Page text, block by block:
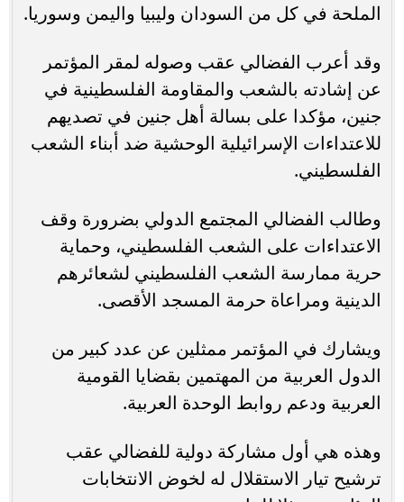
الملحة في كل من السودان وليبيا واليمن وسوريا.
وقد أعرب الفضالي عقب وصوله لمقر المؤتمر
عن إشادته بالشعب والمقاومة الفلسطينية في
جنين، مؤكدا على بسالة أهل جنين في تصديهم
للاعتداءات الإسرائيلية الوحشية ضد أبناء الشعب
الفلسطيني.
وطالب الفضالي المجتمع الدولي بضرورة وقف
الاعتداءات على الشعب الفلسطيني، وحماية
حرية ممارسة الشعب الفلسطيني لشعائرهم
الدينية ومراعاة حرمة المسجد الأقصى.
ويشارك في المؤتمر ممثلين عن عدد كبير من
الدول العربية من المهتمين بقضايا القومية
العربية ودعم روابط الوحدة العربية.
وهذه هي أول مشاركة دولية للفضالي عقب
ترشيح تيار الاستقلال له لخوض الانتخابات